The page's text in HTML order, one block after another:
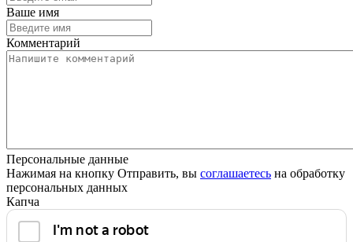
Ваше имя
Комментарий
Персональные данные
Нажимая на кнопку Отправить, вы соглашаетесь на обработку
персональных данных
Капча